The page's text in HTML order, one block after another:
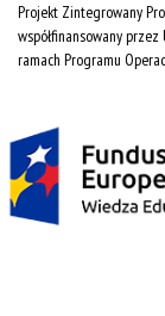
Projekt Zintegrowany
współfinansowany
ramach Programu